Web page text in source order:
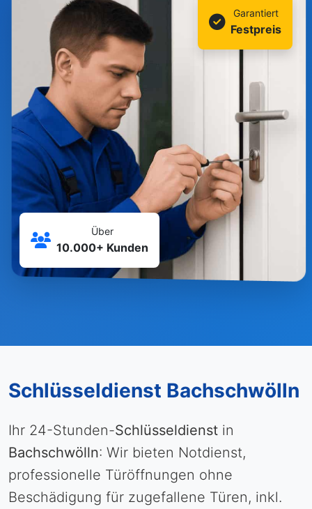
Garantiert
Festpreis
Über
10.000+ Kunden
Schlüsseldienst Bachschwölln
Ihr 24-Stunden-Schlüsseldienst in
Bachschwölln: Wir bieten Notdienst,
professionelle Türöffnungen ohne
Beschädigung für zugefallene Türen, inkl.